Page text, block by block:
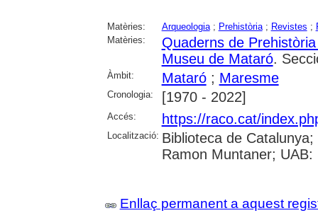
Matèries: Arqueologia; Prehistòria; Revistes ;
Matèries:
Quaderns de
Museu de Mataró.
Àmbit: Mataró; Maresme
Cronologia: [1970 - 2022]
Accés: https://raco.cat/
Localització: Biblioteca de
Ramon Muntaner; UAB:
Enllaç permanent a aquest